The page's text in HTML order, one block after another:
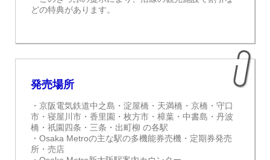
どの特典があります。
発売場所
・京阪電気鉄道中之島・淀屋橋・天満橋・京橋・守口
市・寝屋川市・香里園・枚方市・樟葉・中書島・丹波
橋・祇園四条・三条・出町柳 の各駅
・Osaka Metroの主な駅の多機能券売機・定期券発売
所・売店